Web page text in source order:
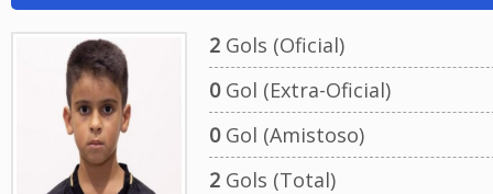
2Gols (Oficial)
0Gol (Extra-Oficial)
0Gol (Amistoso)
2Gols (Total)